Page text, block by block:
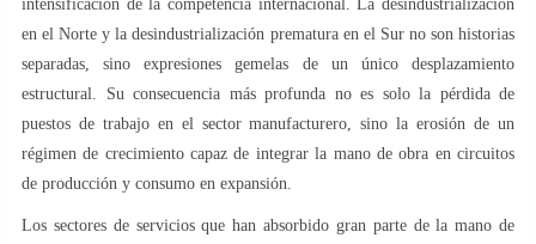
intensificación de la competencia internacional. La desindustrialización
en el Norte y la desindustrialización prematura en el Sur no son historias
separadas, sino expresiones gemelas de un único desplazamiento
estructural. Su consecuencia más profunda no es solo la pérdida de
puestos de trabajo en el sector manufacturero, sino la erosión de un
régimen de crecimiento capaz de integrar la mano de obra en circuitos
de producción y consumo en expansión.
Los sectores de servicios que han absorbido gran parte de la mano de